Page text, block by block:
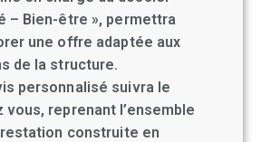
– Bien-être », permettra
une offre adaptée aux
de la structure.
personnalisé suivra le
vous, reprenant l’ensemble
construite en